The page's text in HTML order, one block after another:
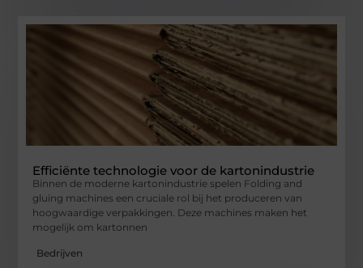
Efficiënte technologie voor de kartonindustrie
Binnen de moderne kartonindustrie spelen Folding and
gluing machines een cruciale rol bij het produceren van
hoogwaardige verpakkingen. Deze machines maken het
mogelijk om kartonnen
Bedrijven